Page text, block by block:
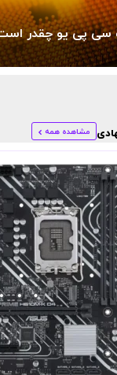
پی یو چقدر است؟
مشاهده همه